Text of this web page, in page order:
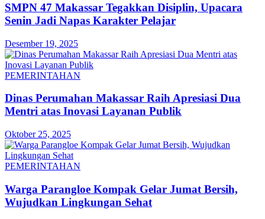
SMPN 47 Makassar Tegakkan Disiplin, Upacara
Senin Jadi Napas Karakter Pelajar
Desember 19, 2025
PEMERINTAHAN
Dinas Perumahan Makassar Raih Apresiasi Dua
Mentri atas Inovasi Layanan Publik
Oktober 25, 2025
PEMERINTAHAN
Warga Parangloe Kompak Gelar Jumat Bersih,
Wujudkan Lingkungan Sehat